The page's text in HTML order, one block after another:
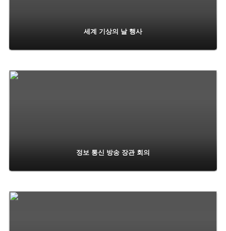
세계 기상의 날 행사
정보 통신 방송 장관 회의